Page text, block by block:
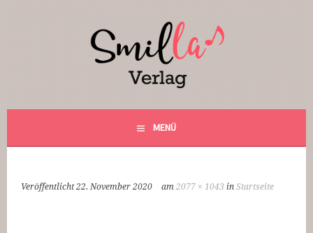
Smilla Verlag
24 Weihnachtsfantasien
MENÜ
Veröffentlicht22. November 2020 am2077 × 1043 inStartseite